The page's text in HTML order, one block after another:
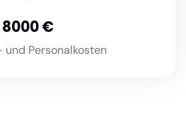
8000
Personalkosten